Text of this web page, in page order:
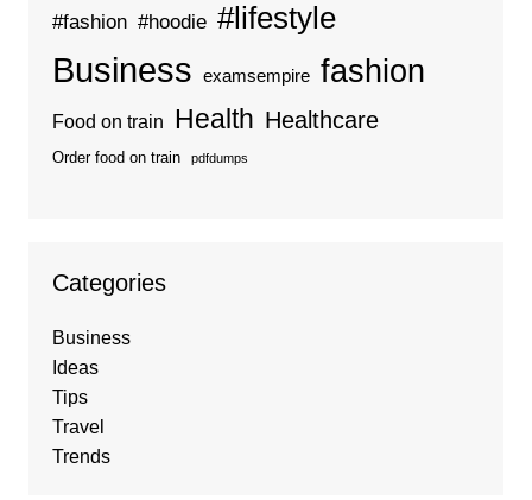
#fashion #hoodie #lifestyle
Business examsempire fashion
Food on train Health Healthcare
Order food on train pdfdumps
Categories
Business
Ideas
Tips
Travel
Trends